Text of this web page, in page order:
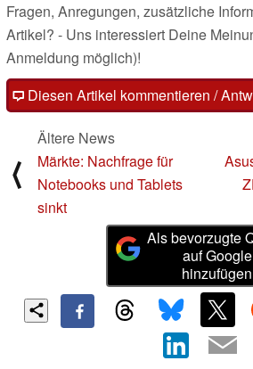
Fragen, Anregungen, zusätzliche
Artikel? - Uns interessiert Deine
Anmeldung möglich)!
Diesen Artikel kommentieren /
⟨
Ältere News
Märkte: Nachfrage für
Notebooks und Tablets
sinkt
Als bevorzugte
auf Google
hinzufügen